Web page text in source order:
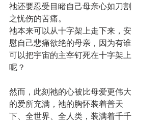
祂还要忍受目睹自己母亲心如刀割
之忧伤的苦痛。
祂本来可以从十字架上走下来，安
慰自己悲痛欲绝的母亲，因为有谁
可以把宇宙的主宰钉死在十字架上
呢？
然而，此刻祂的心被比母爱更伟大
的爱所充满，祂的胸怀装着普天
下、全世界、全人类，装满着千千